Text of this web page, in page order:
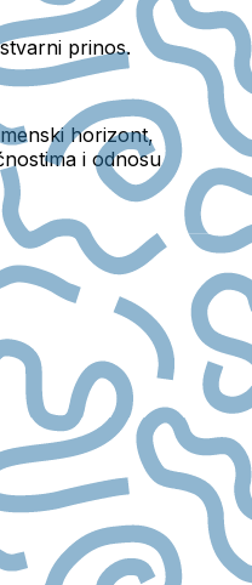
prinos.
horizont,
i odnosu